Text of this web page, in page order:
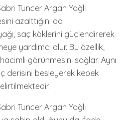
Tuncer Argan Yağlı
azalttığını da
saç köklerini güçlendirerek
yardımcı olur. Bu özellik,
görünmesini sağlar. Aynı
derisini besleyerek kepek
Tuncer Argan Yağlı